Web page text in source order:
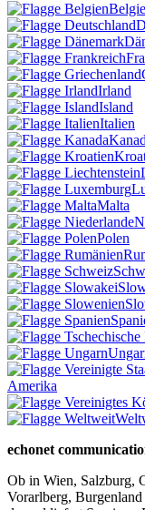
Irland
Island
Italien
Malta
Polen
Amerika
echonet
Ob in Wien, Salzburg,
Vorarlberg,